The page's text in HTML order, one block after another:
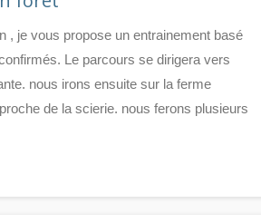
, je vous propose un entrainement basé
Le parcours se dirigera vers
nous irons ensuite sur la ferme
de la scierie. nous ferons plusieurs